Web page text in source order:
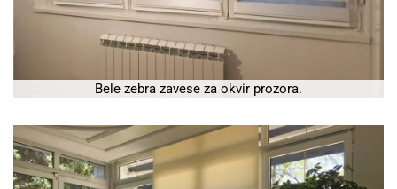
Bele zebra zavese za okvir prozora.